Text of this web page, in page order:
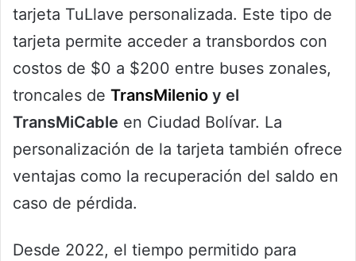
tarjeta TuLlave personalizada. Este tipo de
tarjeta permite acceder a transbordos con
costos de $0 a $200 entre buses zonales,
troncales de TransMilenio y el
TransMiCable en Ciudad Bolívar. La
personalización de la tarjeta también ofrece
ventajas como la recuperación del saldo en
caso de pérdida.
Desde 2022, el tiempo permitido para